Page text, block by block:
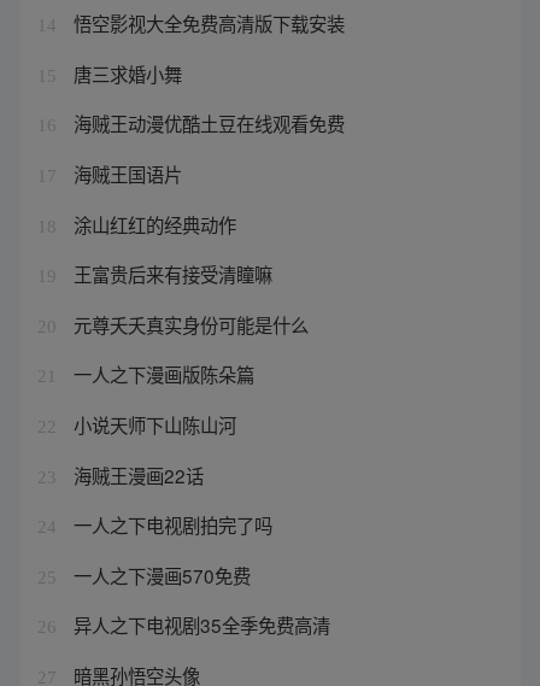
14 悟空影视大全免费高清版下载安装
15 唐三求婚小舞
16 海贼王动漫优酷土豆在线观看免费
17 海贼王国语片
18 涂山红红的经典动作
19 王富贵后来有接受清瞳嘛
20 元尊夭夭真实身份可能是什么
21 一人之下漫画版陈朵篇
22 小说天师下山陈山河
23 海贼王漫画22话
24 一人之下电视剧拍完了吗
25 一人之下漫画570免费
26 异人之下电视剧35全季免费高清
27 暗黑孙悟空头像